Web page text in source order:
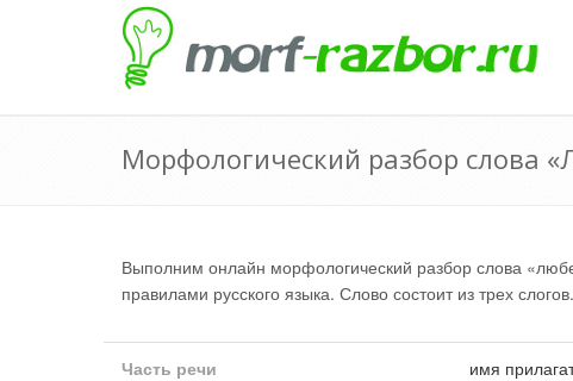
Морфологический разбор слова
Выполним онлайн морфологический разбор слова
правилами русского языка. Слово состоит из трех
Часть речи имя